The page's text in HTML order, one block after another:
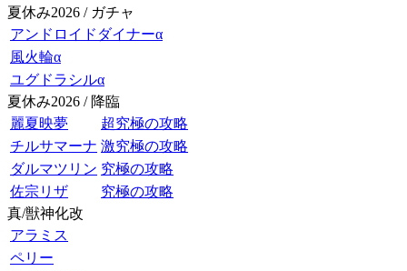
夏休み2026 / ガチャ
アンドロイドダイナーα
風火輪α
ユグドラシルα
夏休み2026 / 降臨
麗夏映夢
超究極の攻略
チルサマーナ 激究極の攻略
ダルマツリン 究極の攻略
佐宗リザ
究極の攻略
真/獣神化改
アラミス
ペリー